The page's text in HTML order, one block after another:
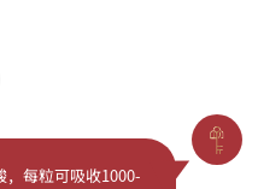
，每粒可吸收1000-